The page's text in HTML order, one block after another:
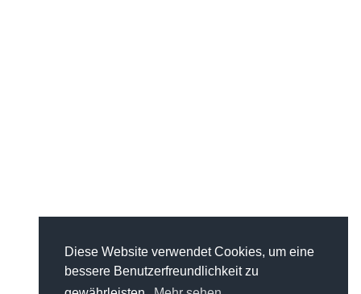
Diese Website verwendet Cookies, um eine
bessere Benutzerfreundlichkeit zu